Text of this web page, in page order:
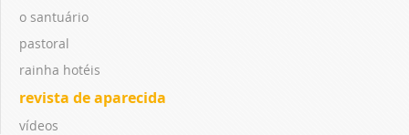
o santuário
pastoral
rainha hotéis
revista de aparecida
vídeos